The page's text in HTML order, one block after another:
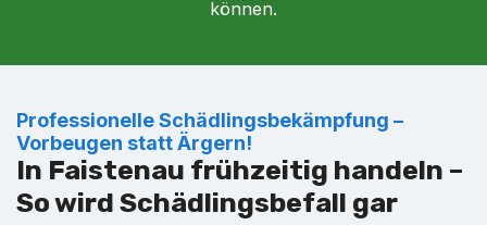
können.
Professionelle Schädlingsbekämpfung –
Vorbeugen statt Ärgern!
In Faistenau frühzeitig handeln –
So wird Schädlingsbefall gar